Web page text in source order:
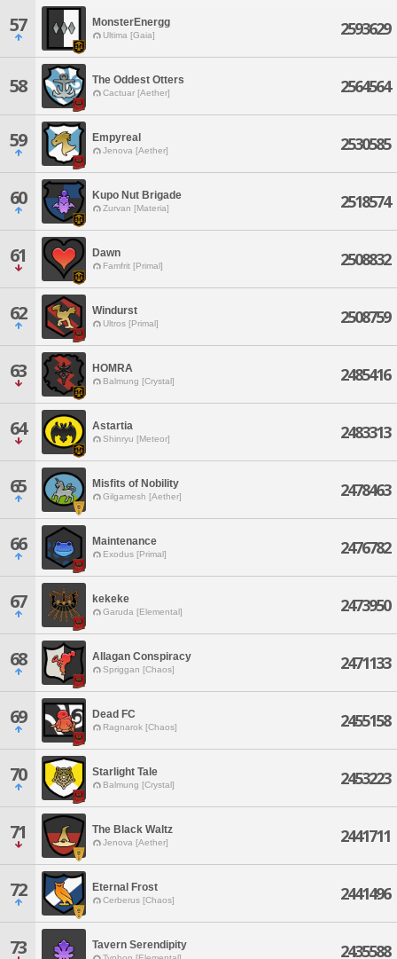
57 MonsterEnergg
Ultima [Gaia] 2593629
58 The Oddest Otters
Cactuar [Aether] 2564564
59 Empyreal
Jenova [Aether] 2530585
60 Kupo Nut Brigade
Zurvan [Materia] 2518574
61 Dawn
Famfrit [Primal] 2508832
62 Windurst
Ultros [Primal] 2508759
63 HOMRA
Balmung [Crystal] 2485416
64 Astartia
Shinryu [Meteor] 2483313
65 Misfits of Nobility
Gilgamesh [Aether] 2478463
66 Maintenance
Exodus [Primal] 2476782
67 kekeke
Garuda [Elemental] 2473950
68 Allagan Conspiracy
Spriggan [Chaos] 2471133
69 Dead FC
Ragnarok [Chaos] 2455158
70 Starlight Tale
Balmung [Crystal] 2453223
71 The Black Waltz
Jenova [Aether] 2441711
72 Eternal Frost
Cerberus [Chaos] 2441496
73 Tavern Serendipity 2435588